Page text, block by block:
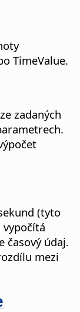
TimeValue.
zadaných
(tyto
vypočítá
časový údaj.
mezi